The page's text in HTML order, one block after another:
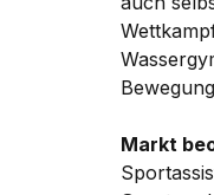
Markt